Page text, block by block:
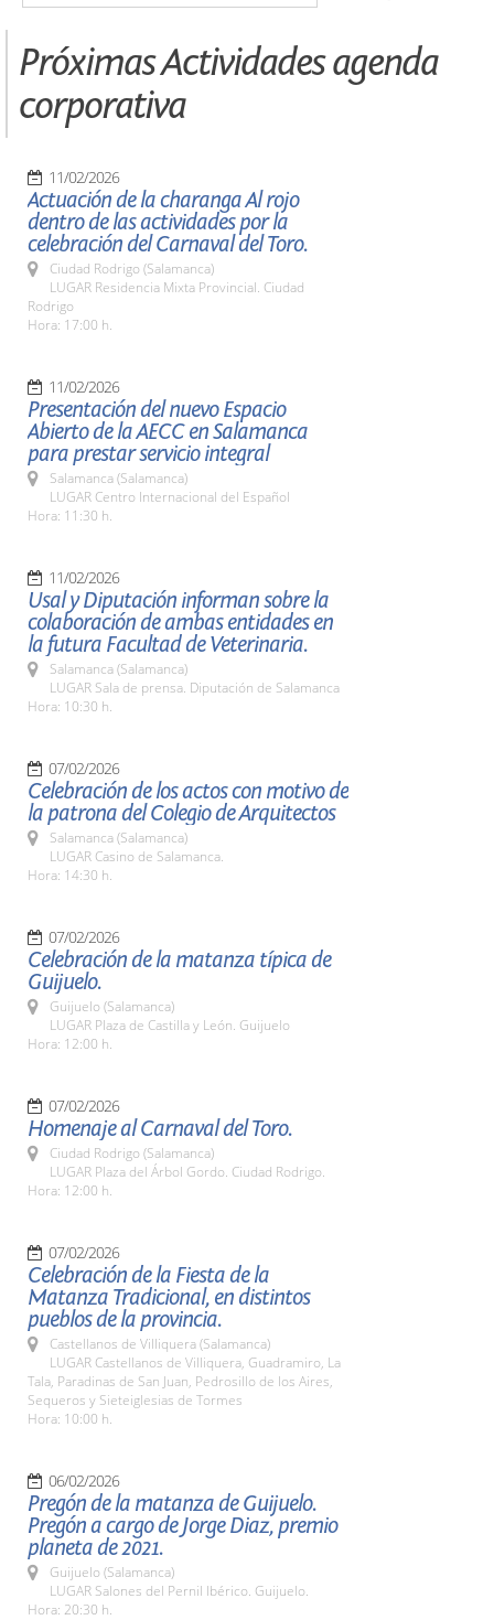
Próximas Actividades agenda
corporativa
11/02/2026
Actuación de la charanga Al rojo
dentro de las actividades por la
celebración del Carnaval del Toro.
Ciudad Rodrigo (Salamanca)
LUGAR Residencia Mixta Provincial. Ciudad
Rodrigo
Hora: 17:00 h.
11/02/2026
Presentación del nuevo Espacio
Abierto de la AECC en Salamanca
para prestar servicio integral
Salamanca (Salamanca)
LUGAR Centro Internacional del Español
Hora: 11:30 h.
11/02/2026
Usal y Diputación informan sobre la
colaboración de ambas entidades en
la futura Facultad de Veterinaria.
Salamanca (Salamanca)
LUGAR Sala de prensa. Diputación de Salamanca
Hora: 10:30 h.
07/02/2026
Celebración de los actos con motivo de
la patrona del Colegio de Arquitectos
Salamanca (Salamanca)
LUGAR Casino de Salamanca.
Hora: 14:30 h.
07/02/2026
Celebración de la matanza típica de
Guijuelo.
Guijuelo (Salamanca)
LUGAR Plaza de Castilla y León. Guijuelo
Hora: 12:00 h.
07/02/2026
Homenaje al Carnaval del Toro.
Ciudad Rodrigo (Salamanca)
LUGAR Plaza del Árbol Gordo. Ciudad Rodrigo.
Hora: 12:00 h.
07/02/2026
Celebración de la Fiesta de la
Matanza Tradicional, en distintos
pueblos de la provincia.
Castellanos de Villiquera (Salamanca)
LUGAR Castellanos de Villiquera, Guadramiro, La
Tala, Paradinas de San Juan, Pedrosillo de los Aires,
Sequeros y Sieteiglesias de Tormes
Hora: 10:00 h.
06/02/2026
Pregón de la matanza de Guijuelo.
Pregón a cargo de Jorge Diaz, premio
planeta de 2021.
Guijuelo (Salamanca)
LUGAR Salones del Pernil Ibérico. Guijuelo.
Hora: 20:30 h.